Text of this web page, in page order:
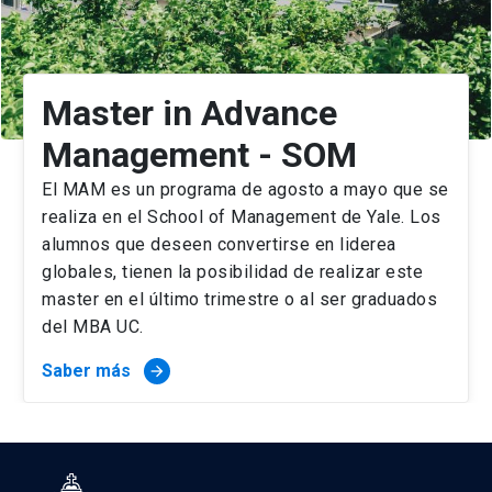
Pontificia Universidad Católica, Rio de Janeiro *
(Brasil)
York University, Schulich Scool of Business,
Toronto (Canadá)
The University of British Columbia, Vancouver
* (Canadá)
Mc Gill University, Montreal * (Canadá)
The University of Western Ontario * (Canadá)
Groupe HEC- Montreal * (Canadá)
Peking University * (China)
Chine Europe International Business School
(CEIBS) * (China)
Fudan University, Shanghai * (China)
Universidad de Los Andes (Colombia)
KDI * (South Korea)
Copenhagen Business School (Denmark)
Master in Advance
Management - SOM
El MAM es un programa de agosto a mayo que se
realiza en el School of Management de Yale. Los
alumnos que deseen convertirse en liderea
globales, tienen la posibilidad de realizar este
master en el último trimestre o al ser graduados
del MBA UC.
Saber más arrow_forward